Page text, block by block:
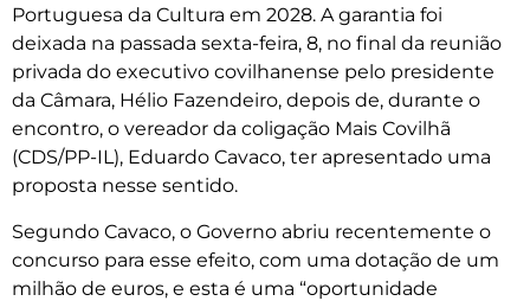
Portuguesa da Cultura em 2028. A garantia foi
deixada na passada sexta-feira, 8, no final da reunião
privada do executivo covilhanense pelo presidente
da Câmara, Hélio Fazendeiro, depois de, durante o
encontro, o vereador da coligação Mais Covilhã
(CDS/PP-IL), Eduardo Cavaco, ter apresentado uma
proposta nesse sentido.
Segundo Cavaco, o Governo abriu recentemente o
concurso para esse efeito, com uma dotação de um
milhão de euros, e esta é uma “oportunidade